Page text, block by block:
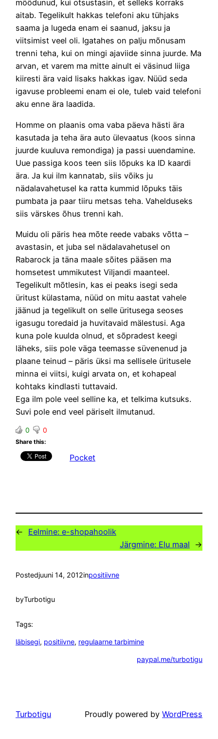
möödunud, kui otsustasin, et selleks korraks
aitab. Tegelikult hakkas telefoni aku tühjaks
saama ja lugeda enam ei saanud, jaksu ja
viitsimist veel oli. Igatahes on palju mõnusam
trenni teha, kui on mingi ajaviide sinna juurde. Ma
arvan, et varem ma mitte ainult ei väsinud liiga
kiiresti ära vaid lisaks hakkas igav. Nüüd seda
igavuse probleemi enam ei ole, tuleb vaid telefoni
aku enne ära laadida.
Homme on plaanis oma vaba päeva hästi ära
kasutada ja teha ära auto ülevaatus (koos sinna
juurde kuuluva remondiga) ja passi uuendamine.
Uue passiga koos teen siis lõpuks ka ID kaardi
ära. Ja kui ilm kannatab, siis võiks ju
nädalavahetusel ka ratta kummid lõpuks täis
pumbata ja paar tiiru metsas teha. Vahelduseks
siis värskes õhus trenni kah.
Muidu oli päris hea mõte reede vabaks võtta –
avastasin, et juba sel nädalavahetusel on
Rabarock ja täna maale sõites pääsen ma
homsetest ummikutest Viljandi maanteel.
Tegelikult mõtlesin, kas ei peaks isegi seda
üritust külastama, nüüd on mitu aastat vahele
jäänud ja tegelikult on selle üritusega seoses
igasugu toredaid ja huvitavaid mälestusi. Aga
kuna pole kuulda olnud, et sõpradest keegi
läheks, siis pole väga teemasse süvenenud ja
plaane teinud – päris üksi ma sellisele üritusele
minna ei viitsi, kuigi arvata on, et kohapeal
kohtaks kindlasti tuttavaid.
Ega ilm pole veel selline ka, et telkima kutsuks.
Suvi pole end veel päriselt ilmutanud.
0 0
Share this:
Pocket
← Eelmine: e-shopahoolik
Järgmine: Elu maal →
Postedjuuni 14, 2012inpositiivne
byTurbotigu
Tags:
läbisegi, positiivne, regulaarne tarbimine
paypal.me/turbotigu
Turbotigu Proudly powered by WordPress